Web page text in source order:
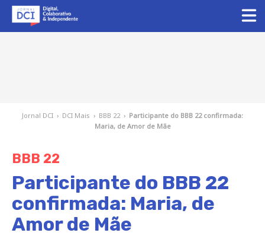
Jornal DCI › DCI Mais › BBB 22 › Participante do BBB 22 confirmada:
Maria, de Amor de Mãe
BBB 22
Participante do BBB 22
confirmada: Maria, de
Amor de Mãe